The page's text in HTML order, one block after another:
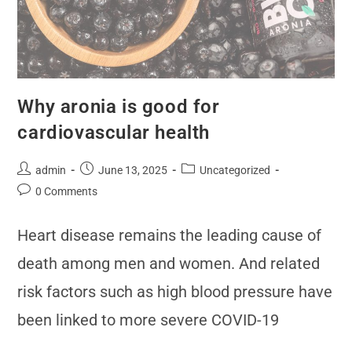
Why aronia is good for
cardiovascular health
admin June 13, 2025
Uncategorized
0 Comments
Heart disease remains the leading cause of
death among men and women. And related
risk factors such as high blood pressure have
been linked to more severe COVID-19